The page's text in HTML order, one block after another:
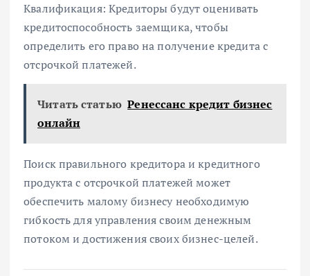
Квалификация: Кредиторы будут оценивать
кредитоспособность заемщика, чтобы
определить его право на получение кредита с
отсрочкой платежей.
Читать статью Ренессанс кредит бизнес
онлайн
Поиск правильного кредитора и кредитного
продукта с отсрочкой платежей может
обеспечить малому бизнесу необходимую
гибкость для управления своим денежным
потоком и достижения своих бизнес-целей.